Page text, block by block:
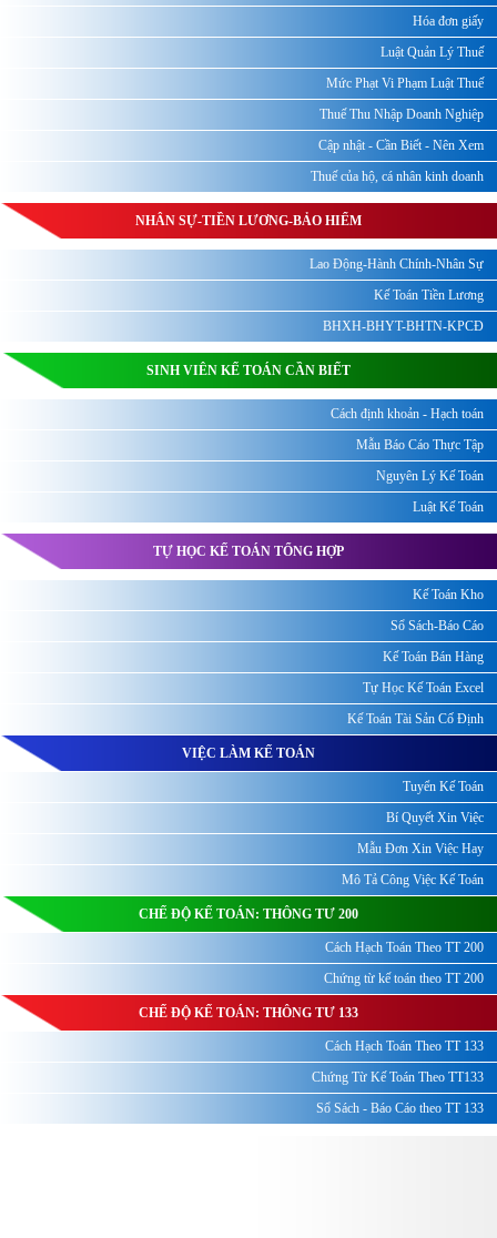
Hóa đơn giấy
Luật Quản Lý Thuế
Mức Phạt Vi Phạm Luật Thuế
Thuế Thu Nhập Doanh Nghiệp
Cập nhật - Cần Biết - Nên Xem
Thuế của hộ, cá nhân kinh doanh
NHÂN SỰ-TIỀN LƯƠNG-BẢO HIỂM
Lao Động-Hành Chính-Nhân Sự
Kế Toán Tiền Lương
BHXH-BHYT-BHTN-KPCĐ
SINH VIÊN KẾ TOÁN CẦN BIẾT
Cách định khoản - Hạch toán
Mẫu Báo Cáo Thực Tập
Nguyên Lý Kế Toán
Luật Kế Toán
TỰ HỌC KẾ TOÁN TỔNG HỢP
Kế Toán Kho
Sổ Sách-Báo Cáo
Kế Toán Bán Hàng
Tự Học Kế Toán Excel
Kế Toán Tài Sản Cố Định
VIỆC LÀM KẾ TOÁN
Tuyển Kế Toán
Bí Quyết Xin Việc
Mẫu Đơn Xin Việc Hay
Mô Tả Công Việc Kế Toán
CHẾ ĐỘ KẾ TOÁN: THÔNG TƯ 200
Cách Hạch Toán Theo TT 200
Chứng từ kế toán theo TT 200
CHẾ ĐỘ KẾ TOÁN: THÔNG TƯ 133
Cách Hạch Toán Theo TT 133
Chứng Từ Kế Toán Theo TT133
Sổ Sách - Báo Cáo theo TT 133